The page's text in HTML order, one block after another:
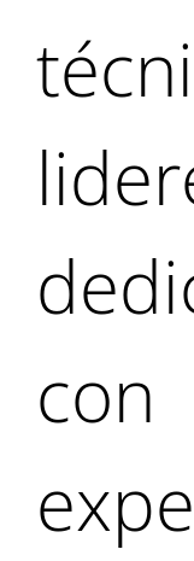
con